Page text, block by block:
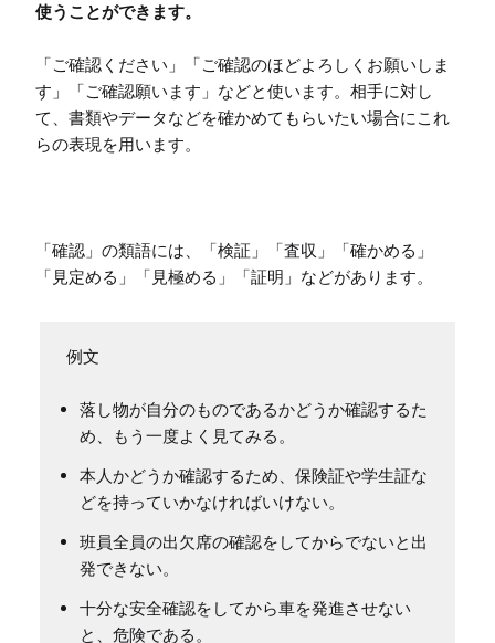
使うことができます。
「ご確認ください」「ご確認のほどよろしくお願いしま
す」「ご確認願います」などと使います。相手に対し
て、書類やデータなどを確かめてもらいたい場合にこれ
らの表現を用います。
「確認」の類語には、「検証」「査収」「確かめる」
「見定める」「見極める」「証明」などがあります。
落し物が自分のものであるかどうか確認するた
め、もう一度よく見てみる。
本人かどうか確認するため、保険証や学生証な
どを持っていかなければいけない。
班員全員の出欠席の確認をしてからでないと出
発できない。
十分な安全確認をしてから車を発進させない
と、危険である。